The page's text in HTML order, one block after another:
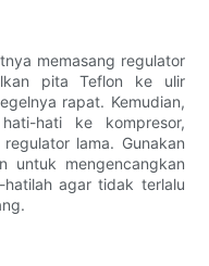
memasang regulator
pita Teflon ke ulir
rapat. Kemudian,
hati ke kompresor,
lama. Gunakan
untuk mengencangkan
agar tidak terlalu